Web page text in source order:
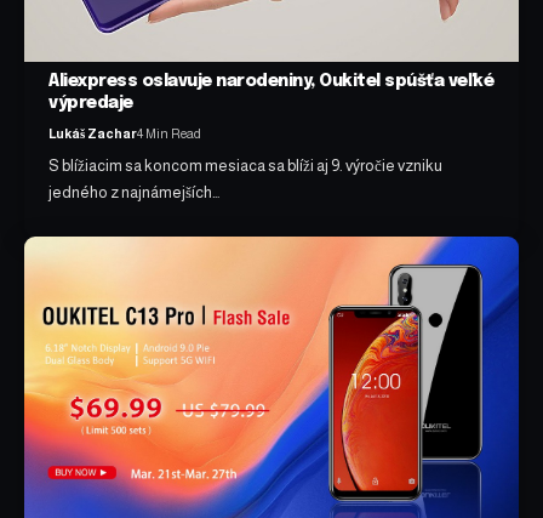
Aliexpress oslavuje narodeniny, Oukitel spúšťa veľké
výpredaje
Lukáš Zachar4 Min Read
S blížiacim sa koncom mesiaca sa blíži aj 9. výročie vzniku
jedného z najnámejších…